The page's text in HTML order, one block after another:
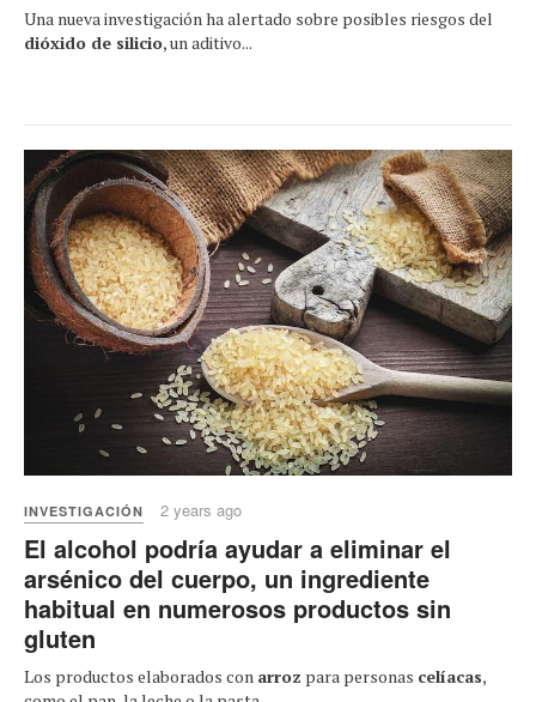
Una nueva investigación ha alertado sobre posibles riesgos del
dióxido de silicio, un aditivo...
INVESTIGACIÓN 2 years ago
El alcohol podría ayudar a eliminar el
arsénico del cuerpo, un ingrediente
habitual en numerosos productos sin
gluten
Los productos elaborados con arroz para personas celíacas,